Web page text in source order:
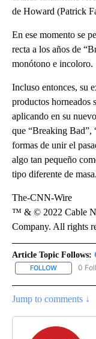
de Howard (Patrick
En ese momento se
recta a los años de
monótono e incoloro.
Incluso entonces, su
productos horneados
aplicando en su
que “Breaking Bad”,
formas de unir el
algo tan pequeño
tipo diferente de masa.
The-CNN-Wire
™ & © 2022 Cable
Company. All rights
Article Topic Follows:
FOLLOW FOLLOW
0
Jump to comments ↓